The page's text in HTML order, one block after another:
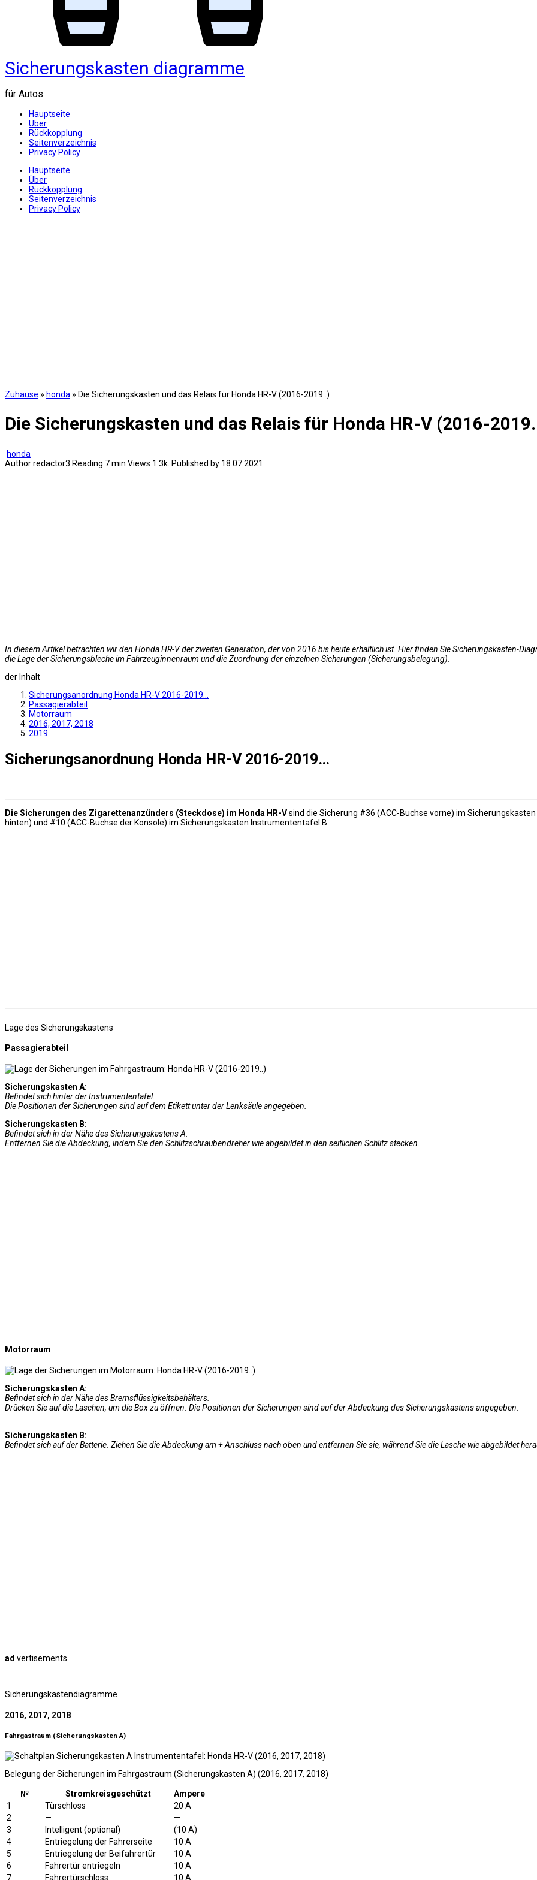
Sicherungskasten diagramme
für Autos
Hauptseite
Über
Rückkopplung
Seitenverzeichnis
Privacy Policy
Hauptseite
Über
Rückkopplung
Seitenverzeichnis
Privacy Policy
Zuhause » honda » Die Sicherungskasten und das Relais für Honda HR-V (2016-2019..)
Die Sicherungskasten und das Relais für Honda HR-V (2016-
honda
Authorredactor3 Reading 7 min Views 1.3k. Published by 18.07.2021
In diesem Artikel betrachten wir den Honda HR-V der zweiten Generation, der von 2016 bis heute erhältlich ist. Hier finden Sie Sicherungskasten-
die Lage der Sicherungsbleche im Fahrzeuginnenraum und die Zuordnung der einzelnen Sicherungen (Sicherungsbelegung).
der Inhalt
Sicherungsanordnung Honda HR-V 2016-2019…
Passagierabteil
Motorraum
2016, 2017, 2018
2019
Sicherungsanordnung Honda HR-V 2016-2019…
Die Sicherungen des Zigarettenanzünders (Steckdose) im Honda HR-Vsind die Sicherung #36 (ACC-Buchse vorne) im
hinten) und #10 (ACC-Buchse der Konsole) im Sicherungskasten Instrumententafel B.
Lage des Sicherungskastens
Passagierabteil
Sicherungskasten A:
Befindet sich hinter der Instrumententafel.
Die Positionen der Sicherungen sind auf dem Etikett unter der Lenksäule angegeben.
Sicherungskasten B:
Befindet sich in der Nähe des Sicherungskastens A.
Entfernen Sie die Abdeckung, indem Sie den Schlitzschraubendreher wie abgebildet in den seitlichen Schlitz stecken.
Motorraum
Sicherungskasten A:
Befindet sich in der Nähe des Bremsflüssigkeitsbehälters.
Drücken Sie auf die Laschen, um die Box zu öffnen. Die Positionen der Sicherungen sind auf der Abdeckung des Sicherungskastens angegeben.
Sicherungskasten B:
Befindet sich auf der Batterie. Ziehen Sie die Abdeckung am + Anschluss nach oben und entfernen Sie sie, während Sie die Lasche wie abgebildet
ad vertisements
Sicherungskastendiagramme
2016, 2017, 2018
Fahrgastraum (Sicherungskasten A)
Belegung der Sicherungen im Fahrgastraum (Sicherungskasten A) (2016, 2017, 2018)
№ Stromkreisgeschützt
Ampere
1
Türschloss
20 A
2
—
—
3
Intelligent (optional)
(10 A)
4
Entriegelung der Fahrerseite
10 A
5
Entriegelung der Beifahrertür
10 A
6
Fahrertür entriegeln
10 A
7
Fahrertürschloss 10 A